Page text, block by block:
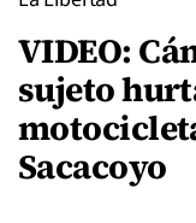
VIDEO:
sujeto
Sacacoyo